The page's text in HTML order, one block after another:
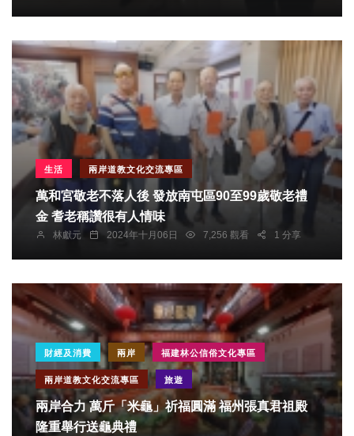
生活 兩岸道教文化交流專區
萬和宮敬老不落人後 發放南屯區90至99歲敬老禮
金 耆老稱讚很有人情味
林獻元 2024年十月06日 7,256 觀看 1 分享
財經及消費 兩岸 福建林公信俗文化專區
兩岸道教文化交流專區 旅遊
兩岸合力 萬斤「米龜」祈福圓滿 福州張真君祖殿
隆重舉行送龜典禮